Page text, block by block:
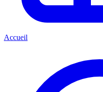
Accueil